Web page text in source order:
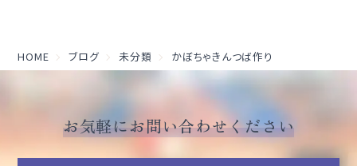
HOME ブログ 未分類 かぼちゃきんつば作り
お気軽にお問い合わせください